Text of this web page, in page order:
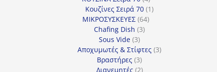
προϊόντα
Κουζίνες Σειρά 70 11
ΜΙΚΡΟΣΥΣΚΕΥΕΣ 6464
Chafing Dish 33
Sous Vide 33
προϊόντα
Αποχυμωτές & Στίφτες 33
Βραστήρες 33
προϊόντα
Διανεμητές 22